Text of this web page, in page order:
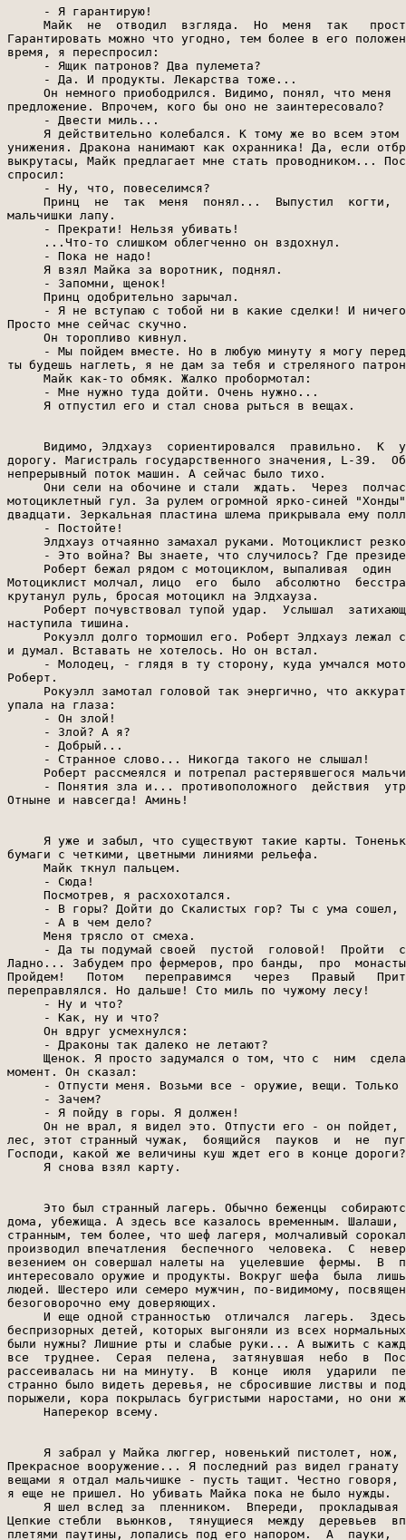
     - Я гарантирую!
Майк  не  отводил  взгляда.  Но  меня  так
Гарантировать можно что угодно, тем более в его
время, я переспросил:
     - Ящик патронов? Два пулемета?
     - Да. И продукты. Лекарства тоже...
Он немного приободрился. Видимо, понял, что меня
предложение. Впрочем, кого бы оно не заинтересовало?
     - Двести миль...
Я действительно колебался. К тому же во всем этом
унижения. Дракона нанимают как охранника! Да, если
выкрутасы, Майк предлагает мне стать проводником...
спросил:
     - Ну, что, повеселимся?
Принц  не  так  меня  понял...  Выпустил  когти,
мальчишки лапу.
     - Прекрати! Нельзя убивать!
     ...Что-то слишком облегченно он вздохнул.
     - Пока не надо!
     Я взял Майка за воротник, поднял.
     - Запомни, щенок!
     Принц одобрительно зарычал.
- Я не вступаю с тобой ни в какие сделки! И
Просто мне сейчас скучно.
     Он торопливо кивнул.
- Мы пойдем вместе. Но в любую минуту я могу
ты будешь наглеть, я не дам за тебя и стреляного
     Майк как-то обмяк. Жалко пробормотал:
     - Мне нужно туда дойти. Очень нужно...
     Я отпустил его и стал снова рыться в вещах.
Видимо, Элдхауз  сориентировался  правильно.  К
дорогу. Магистраль государственного значения, L-39.
непрерывный поток машин. А сейчас было тихо.
Они сели на обочине и стали  ждать.  Через
мотоциклетный гул. За рулем огромной ярко-синей
двадцати. Зеркальная пластина шлема прикрывала ему
     - Постойте!
Элдхауз отчаянно замахал руками. Мотоциклист
- Это война? Вы знаете, что случилось? Где
Роберт бежал рядом с мотоциклом, выпаливая  один
Мотоциклист молчал, лицо  его  было  абсолютно
крутанул руль, бросая мотоцикл на Элдхауза.
Роберт почувствовал тупой удар.  Услышал
наступила тишина.
Рокуэлл долго тормошил его. Роберт Элдхауз лежал
и думал. Вставать не хотелось. Но он встал.
- Молодец, - глядя в ту сторону, куда умчался
Роберт.
Рокуэлл замотал головой так энергично, что
упала на глаза:
     - Он злой!
     - Злой? А я?
     - Добрый...
     - Странное слово... Никогда такого не слышал!
Роберт рассмеялся и потрепал растерявшегося
- Понятия зла и... противоположного  действия
Отныне и навсегда! Аминь!
Я уже и забыл, что существуют такие карты.
бумаги с четкими, цветными линиями рельефа.
     Майк ткнул пальцем.
     - Сюда!
     Посмотрев, я расхохотался.
- В горы? Дойти до Скалистых гор? Ты с ума сошел,
     - А в чем дело?
     Меня трясло от смеха.
- Да ты подумай своей  пустой  головой!  Пройти
Ладно... Забудем про фермеров, про банды,  про
Пройдем!   Потом   переправимся   через   Правый
переправлялся. Но дальше! Сто миль по чужому лесу!
     - Ну и что?
     - Как, ну и что?
     Он вдруг усмехнулся:
     - Драконы так далеко не летают?
Щенок. Я просто задумался о том, что с  ним
момент. Он сказал:
- Отпусти меня. Возьми все - оружие, вещи. Только
     - Зачем?
     - Я пойду в горы. Я должен!
Он не врал, я видел это. Отпусти его - он пойдет,
лес, этот странный чужак,  боящийся  пауков  и  не
Господи, какой же величины куш ждет его в конце дороги?
     Я снова взял карту.
Это был странный лагерь. Обычно беженцы
дома, убежища. А здесь все казалось временным.
странным, тем более, что шеф лагеря, молчаливый
производил впечатления  беспечного  человека.  С
везением он совершал налеты на  уцелевшие  фермы.  В
интересовало оружие и продукты. Вокруг шефа  была
людей. Шестеро или семеро мужчин, по-видимому,
безоговорочно ему доверяющих.
И еще одной странностью  отличался  лагерь.
беспризорных детей, которых выгоняли из всех
были нужны? Лишние рты и слабые руки... А выжить с
все  труднее.  Серая  пелена,  затянувшая  небо  в
рассеивалась ни на минуту.  В  конце  июля  ударили
странно было видеть деревья, не сбросившие листвы и
порыжели, кора покрылась бугристыми наростами, но они
     Наперекор всему.
Я забрал у Майка люггер, новенький пистолет, нож,
Прекрасное вооружение... Я последний раз видел
вещами я отдал мальчишке - пусть тащит. Честно
я еще не пришел. Но убивать Майка пока не было нужды.
Я шел вслед за  пленником.  Впереди,  прокладывая
Цепкие стебли  вьюнков,  тянущиеся  между  деревьев
плетями паутины, лопались под его напором.  А  пауки,